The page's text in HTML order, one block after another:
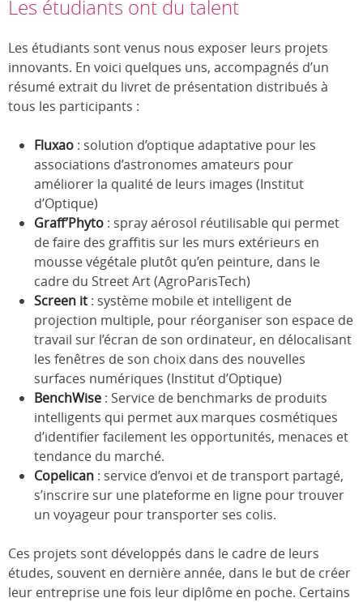
Les étudiants ont du talent
Les étudiants sont venus nous exposer leurs projets
innovants. En voici quelques uns, accompagnés d’un
résumé extrait du livret de présentation distribués à
tous les participants :
Fluxao : solution d’optique adaptative pour les
associations d’astronomes amateurs pour
améliorer la qualité de leurs images (Institut
d’Optique)
Graff’Phyto : spray aérosol réutilisable qui permet
de faire des graffitis sur les murs extérieurs en
mousse végétale plutôt qu’en peinture, dans le
cadre du Street Art (AgroParisTech)
Screen it : système mobile et intelligent de
projection multiple, pour réorganiser son espace de
travail sur l’écran de son ordinateur, en délocalisant
les fenêtres de son choix dans des nouvelles
surfaces numériques (Institut d’Optique)
BenchWise : Service de benchmarks de produits
intelligents qui permet aux marques cosmétiques
d’identifier facilement les opportunités, menaces et
tendance du marché.
Copelican : service d’envoi et de transport partagé,
s’inscrire sur une plateforme en ligne pour trouver
un voyageur pour transporter ses colis.
Ces projets sont développés dans le cadre de leurs
études, souvent en dernière année, dans le but de créer
leur entreprise une fois leur diplôme en poche. Certains